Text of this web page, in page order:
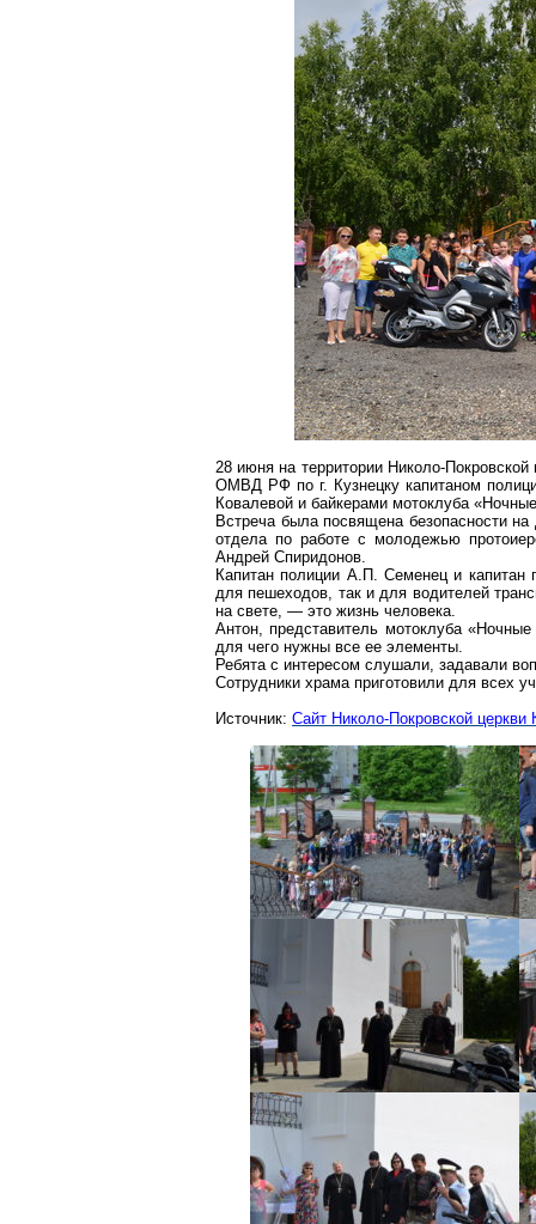
28 июня на территории Николо-
ОМВД РФ по г. Кузнецку капитаном
Ковалевой и байкерами мотоклуба
Встреча была посвящена безопасности
отдела по работе с молодежью
Андрей Спиридонов.
Капитан полиции А.П. Семенеци капитан
для пешеходов, так и для водителей
на свете, — это жизнь человека.
Антон, представитель мотоклуба«Ночные
для чего нужны все ее элементы.
Ребята с интересом слушали, задавали
Сотрудники храма приготовили для всех
Источник: Сайт Николо-Покровской церкви